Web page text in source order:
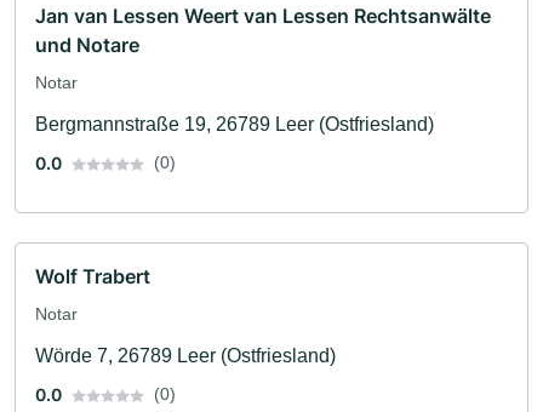
Jan van Lessen Weert van Lessen Rechtsanwälte
und Notare
Notar
Bergmannstraße 19, 26789 Leer (Ostfriesland)
0.0
(0)
Wolf Trabert
Notar
Wörde 7, 26789 Leer (Ostfriesland)
0.0
(0)